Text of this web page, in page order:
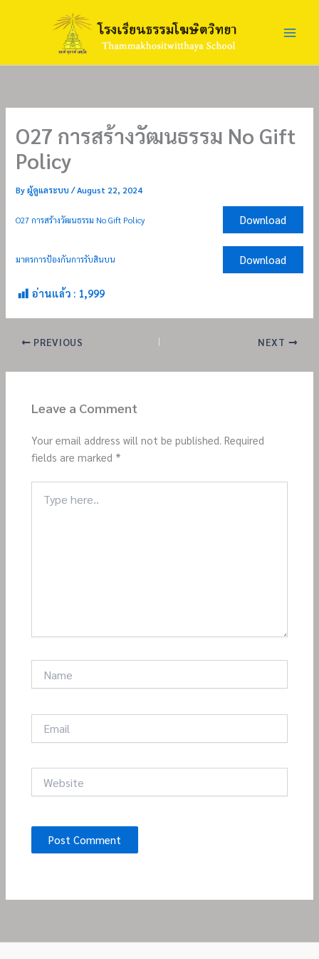
O27 การสร้างวัฒนธรรม No Gift
Policy
Byผู้ดูแลระบบ/August 22, 2024
O27 การสร้างวัฒนธรรม No Gift Policy Download
มาตรการป้องกันการรับสินบน Download
อ่านแล้ว : 1,999
PREVIOUS NEXT
Leave a Comment
Your email address will not be published. Required
fields are marked *
here..